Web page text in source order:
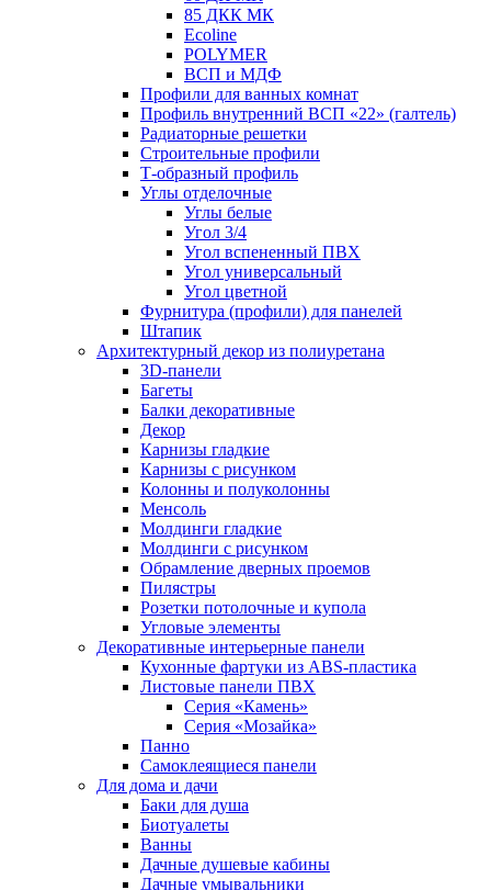
85 ДКК МК
Ecoline
POLYMER
ВСП и МДФ
Профили для ванных комнат
Профиль внутренний ВСП «22» (галтель)
Радиаторные решетки
Строительные профили
Т-образный профиль
Углы отделочные
Углы белые
Угол 3/4
Угол вспененный ПВХ
Угол универсальный
Угол цветной
Фурнитура (профили) для панелей
Штапик
Архитектурный декор из полиуретана
3D-панели
Багеты
Балки декоративные
Декор
Карнизы гладкие
Карнизы с рисунком
Колонны и полуколонны
Менсоль
Молдинги гладкие
Молдинги с рисунком
Обрамление дверных проемов
Пилястры
Розетки потолочные и купола
Угловые элементы
Декоративные интерьерные панели
Кухонные фартуки из ABS-пластика
Листовые панели ПВХ
Серия «Камень»
Серия «Мозайка»
Панно
Самоклеящиеся панели
Для дома и дачи
Баки для душа
Биотуалеты
Ванны
Дачные душевые кабины
Дачные умывальники